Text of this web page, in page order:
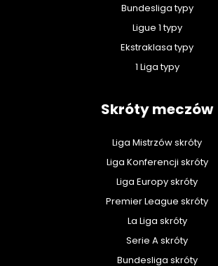
Bundesliga typy
Ligue 1 typy
Ekstraklasa typy
1 Liga typy
Skróty meczów
Liga Mistrzów skróty
Liga Konferencji skróty
Liga Europy skróty
Premier League skróty
La Liga skróty
Serie A skróty
Bundesliga skróty